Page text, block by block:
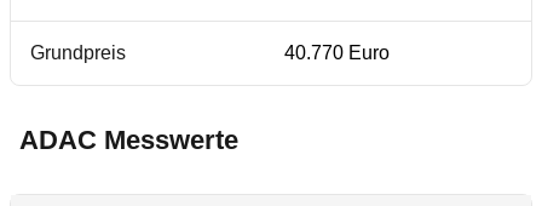
Grundpreis 40.770 Euro
ADAC Messwerte